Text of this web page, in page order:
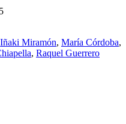
Iñaki Miramón, María Córdoba,
, Raquel Guerrero